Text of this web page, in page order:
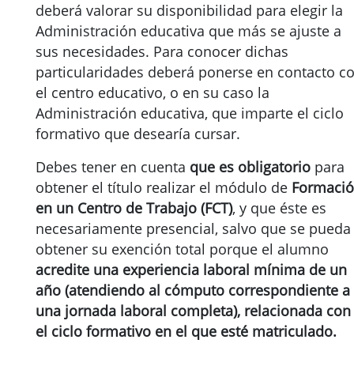
deberá valorar su disponibilidad para elegir la
Administración educativa que más se ajuste a
sus necesidades. Para conocer dichas
particularidades deberá ponerse en contacto
el centro educativo, o en su caso la
Administración educativa, que imparte el ciclo
formativo que desearía cursar.
Debes tener en cuenta que es obligatorio para
obtener el título realizar el módulo de
en un Centro de Trabajo (FCT), y que éste es
necesariamente presencial, salvo que se pueda
obtener su exención total porque el alumno
acredite una experiencia laboral mínima de un
año (atendiendo al cómputo correspondiente a
una jornada laboral completa), relacionada con
el ciclo formativo en el que esté matriculado.